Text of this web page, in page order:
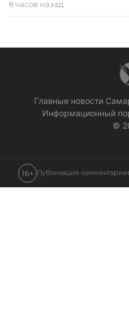
8 часов назад
Главные новости
Информационный
©
16+ Публикация